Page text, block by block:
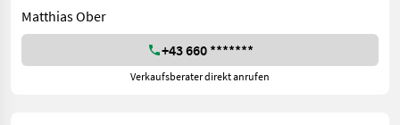
Matthias Ober
+43 660 *******
Verkaufsberater direkt anrufen